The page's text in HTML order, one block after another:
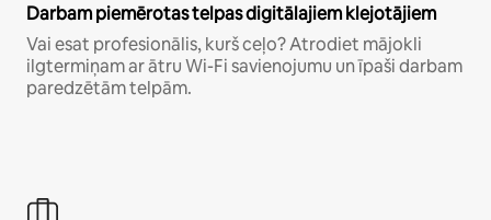
Darbam piemērotas telpas digitālajiem klejotājiem
Vai esat profesionālis, kurš ceļo? Atrodiet mājokli
ilgtermiņam ar ātru Wi-Fi savienojumu un īpaši darbam
paredzētām telpām.